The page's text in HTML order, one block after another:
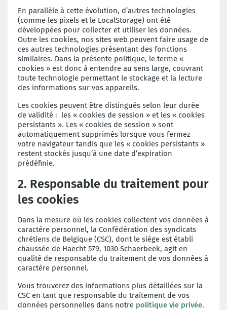
En parallèle à cette évolution, d’autres technologies
(comme les pixels et le LocalStorage) ont été
développées pour collecter et utiliser les données.
Outre les cookies, nos sites web peuvent faire usage de
ces autres technologies présentant des fonctions
similaires. Dans la présente politique, le terme «
cookies » est donc à entendre au sens large, couvrant
toute technologie permettant le stockage et la lecture
des informations sur vos appareils.
Les cookies peuvent être distingués selon leur durée
de validité : les « cookies de session » et les « cookies
persistants ». Les « cookies de session » sont
automatiquement supprimés lorsque vous fermez
votre navigateur tandis que les « cookies persistants »
restent stockés jusqu’à une date d’expiration
prédéfinie.
2. Responsable du traitement pour
les cookies
Dans la mesure où les cookies collectent vos données à
caractère personnel, la Confédération des syndicats
chrétiens de Belgique (CSC), dont le siège est établi
chaussée de Haecht 579, 1030 Schaerbeek, agit en
qualité de responsable du traitement de vos données à
caractère personnel.
Vous trouverez des informations plus détaillées sur la
CSC en tant que responsable du traitement de vos
données personnelles dans notre politique vie privée.